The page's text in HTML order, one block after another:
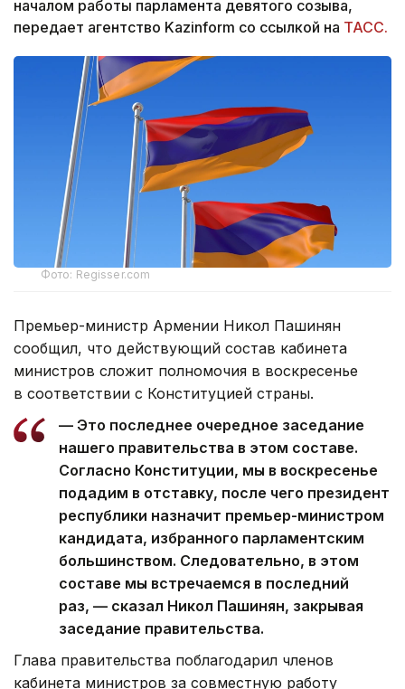
началом работы парламента девятого созыва,
передает агентство Kazinform со ссылкой на ТАСС.
Фото: Regisser.com
Премьер-министр Армении Никол Пашинян
сообщил, что действующий состав кабинета
министров сложит полномочия в воскресенье
в соответствии с Конституцией страны.
— Это последнее очередное заседание
нашего правительства в этом составе.
Согласно Конституции, мы в воскресенье
подадим в отставку, после чего президент
республики назначит премьер-министром
кандидата, избранного парламентским
большинством. Следовательно, в этом
составе мы встречаемся в последний
раз, — сказал Никол Пашинян, закрывая
заседание правительства.
Глава правительства поблагодарил членов
кабинета министров за совместную работу